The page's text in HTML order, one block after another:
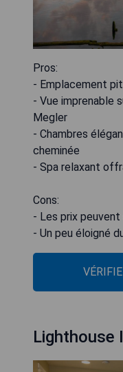
Pros:
- Emplacement
- Vue imprenable
Megler
- Chambres
cheminée
- Spa relaxant
Cons:
- Les prix
- Un peu éloigné
Lighthouse